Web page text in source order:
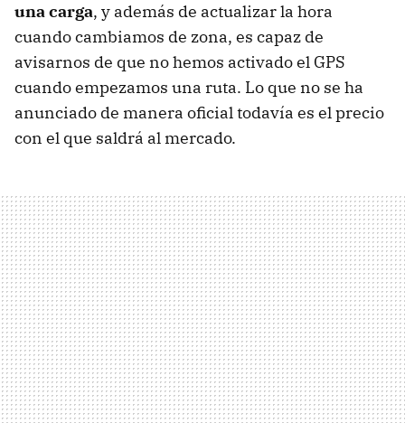
una carga, y además de actualizar la hora
cuando cambiamos de zona, es capaz de
avisarnos de que no hemos activado el GPS
cuando empezamos una ruta. Lo que no se ha
anunciado de manera oficial todavía es el precio
con el que saldrá al mercado.